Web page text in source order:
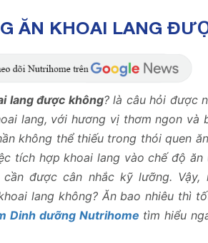
ĂN KHOAI LANG
lang được không? là câu hỏi được
lang, với hương vị thơm ngon và
không thể thiếu trong thói quen
tích hợp khoai lang vào chế độ ăn
được cân nhắc kỹ lưỡng. Vậy,
lang không? Ăn bao nhiêu thì
Dinh dưỡng Nutrihome tìm hiểu